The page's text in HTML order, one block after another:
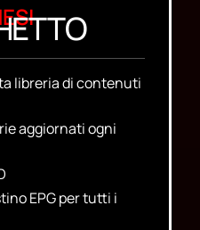
libreria di contenuti
aggiornati ogni
EPG per tutti i